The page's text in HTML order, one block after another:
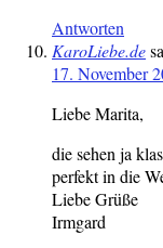
Antworten
KaroLiebe.de
17. November
Liebe Marita,
die sehen ja
perfekt in die
Liebe Grüße
Irmgard